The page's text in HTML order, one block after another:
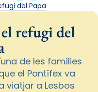
del Papa
refugi del
de les famílies
el Pontífex va
viatjar a Lesbos